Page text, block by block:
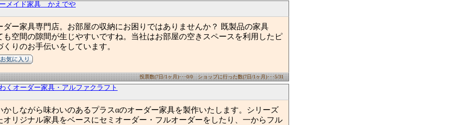
メイド家具 かえでや
ダー家具専門店。お部屋の収納にお困りではありませんか？ 既製品の家具
も空間の隙間が生じやすいですね。当社はお部屋の空きスペースを利用したピ
くりのお手伝いをしています。
投票数(7日/1ヶ月)･･･0/0 ショップに行った数(7日/1ヶ月)･･･5/31
くオーダー家具・アルファクラフト
かしながら味わいのあるプラスαのオーダー家具を製作いたします。シリーズ
オリジナル家具をベースにセミオーダー・フルオーダーをしたり、一からフル